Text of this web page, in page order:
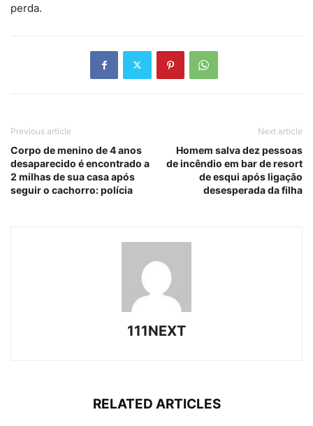
perda.
Previous article
Corpo de menino de 4 anos
desaparecido é encontrado a
2 milhas de sua casa após
seguir o cachorro: polícia
Next article
Homem salva dez pessoas
de incêndio em bar de resort
de esqui após ligação
desesperada da filha
111NEXT
RELATED ARTICLES